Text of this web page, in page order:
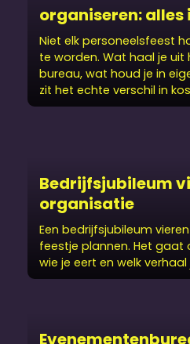
organiseren: alles
Niet elk personeels­feest
te worden. Wat haal je uit
bureau, wat houd je in
zit het echte verschil in
Bedrijfs­jubileum
organisatie
Een bedrijfs­jubileum
feestje plannen. Het gaat
wie je eert en welk